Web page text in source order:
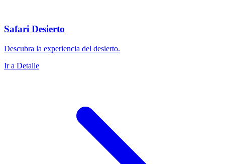
Safari Desierto
Descubra la experiencia del desierto.
Ir a Detalle